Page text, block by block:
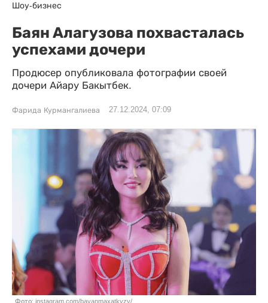
Шоу-бизнес
Баян Алагузова похвасталась
успехами дочери
Продюсер опубликовала фотографии своей
дочери Айару Бакытбек.
Фарида Курмангалиева 27.12.2024, 07:09
Фото: instagram.com/bayanmaxatkyzy/